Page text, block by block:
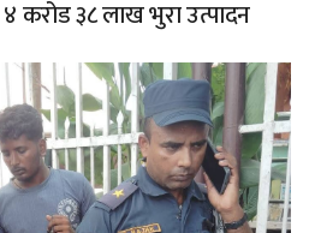
करोड ३८ लाख भुरा उत्पादन